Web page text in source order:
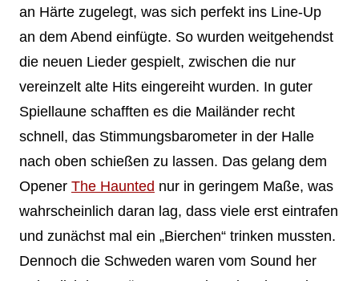
an Härte zugelegt, was sich perfekt ins Line-Up
an dem Abend einfügte. So wurden weitgehendst
die neuen Lieder gespielt, zwischen die nur
vereinzelt alte Hits eingereiht wurden. In guter
Spiellaune schafften es die Mailänder recht
schnell, das Stimmungsbarometer in der Halle
nach oben schießen zu lassen. Das gelang dem
Opener The Haunted nur in geringem Maße, was
wahrscheinlich daran lag, dass viele erst eintrafen
und zunächst mal ein „Bierchen“ trinken mussten.
Dennoch die Schweden waren vom Sound her